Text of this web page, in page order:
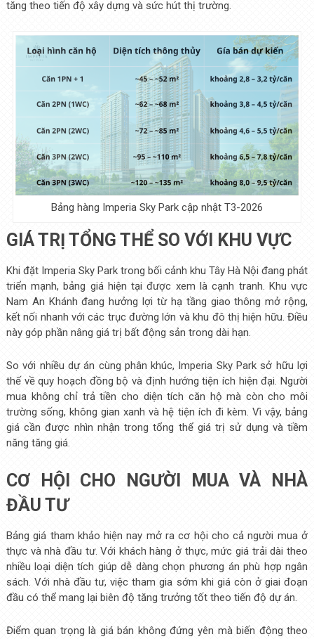
tăng theo tiến độ xây dựng và sức hút thị trường.
Bảng hàng Imperia Sky Park cập nhật T3-2026
GIÁ TRỊ TỔNG THỂ SO VỚI KHU VỰC
Khi đặt Imperia Sky Park trong bối cảnh khu Tây Hà Nội đang phát
triển mạnh, bảng giá hiện tại được xem là cạnh tranh. Khu vực
Nam An Khánh đang hưởng lợi từ hạ tầng giao thông mở rộng,
kết nối nhanh với các trục đường lớn và khu đô thị hiện hữu. Điều
này góp phần nâng giá trị bất động sản trong dài hạn.
So với nhiều dự án cùng phân khúc, Imperia Sky Park sở hữu lợi
thế về quy hoạch đồng bộ và định hướng tiện ích hiện đại. Người
mua không chỉ trả tiền cho diện tích căn hộ mà còn cho môi
trường sống, không gian xanh và hệ tiện ích đi kèm. Vì vậy, bảng
giá cần được nhìn nhận trong tổng thể giá trị sử dụng và tiềm
năng tăng giá.
CƠ HỘI CHO NGƯỜI MUA VÀ NHÀ
ĐẦU TƯ
Bảng giá tham khảo hiện nay mở ra cơ hội cho cả người mua ở
thực và nhà đầu tư. Với khách hàng ở thực, mức giá trải dài theo
nhiều loại diện tích giúp dễ dàng chọn phương án phù hợp ngân
sách. Với nhà đầu tư, việc tham gia sớm khi giá còn ở giai đoạn
đầu có thể mang lại biên độ tăng trưởng tốt theo tiến độ dự án.
Điểm quan trọng là giá bán không đứng yên mà biến động theo